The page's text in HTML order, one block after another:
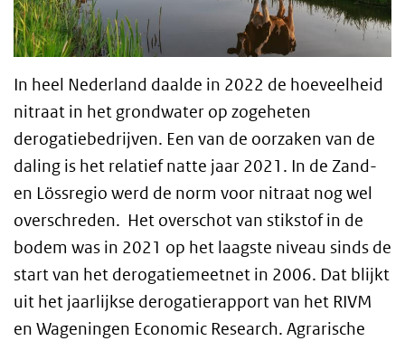
In heel Nederland daalde in 2022 de hoeveelheid
nitraat in het grondwater op zogeheten
derogatiebedrijven. Een van de oorzaken van de
daling is het relatief natte jaar 2021. In de Zand-
en Lössregio werd de norm voor nitraat nog wel
overschreden. Het overschot van stikstof in de
bodem was in 2021 op het laagste niveau sinds de
start van het derogatiemeetnet in 2006. Dat blijkt
uit het jaarlijkse derogatierapport van het RIVM
en Wageningen Economic Research. Agrarische